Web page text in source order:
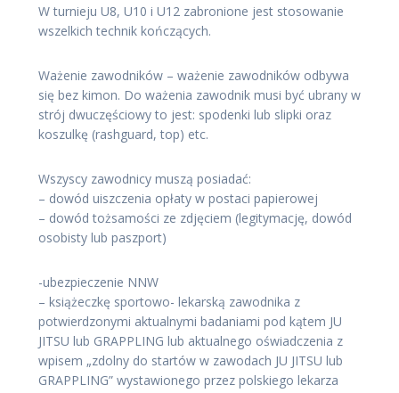
W turnieju U8, U10 i U12 zabronione jest stosowanie
wszelkich technik kończących.
Ważenie zawodników – ważenie zawodników odbywa
się bez kimon. Do ważenia zawodnik musi być ubrany w
strój dwuczęściowy to jest: spodenki lub slipki oraz
koszulkę (rashguard, top) etc.
Wszyscy zawodnicy muszą posiadać:
– dowód uiszczenia opłaty w postaci papierowej
– dowód tożsamości ze zdjęciem (legitymację, dowód
osobisty lub paszport)
-ubezpieczenie NNW
– książeczkę sportowo- lekarską zawodnika z
potwierdzonymi aktualnymi badaniami pod kątem JU
JITSU lub GRAPPLING lub aktualnego oświadczenia z
wpisem „zdolny do startów w zawodach JU JITSU lub
GRAPPLING” wystawionego przez polskiego lekarza